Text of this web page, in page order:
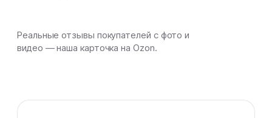
Реальные отзывы покупателей с фото и
видео — наша карточка на Ozon.